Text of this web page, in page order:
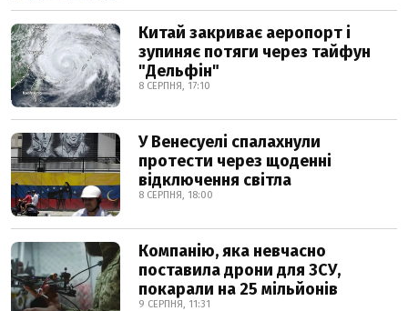
Китай закриває аеропорт і
зупиняє потяги через тайфун
"Дельфін"
8 СЕРПНЯ, 17:10
У Венесуелі спалахнули
протести через щоденні
відключення світла
8 СЕРПНЯ, 18:00
Компанію, яка невчасно
поставила дрони для ЗСУ,
покарали на 25 мільйонів
9 СЕРПНЯ, 11:31